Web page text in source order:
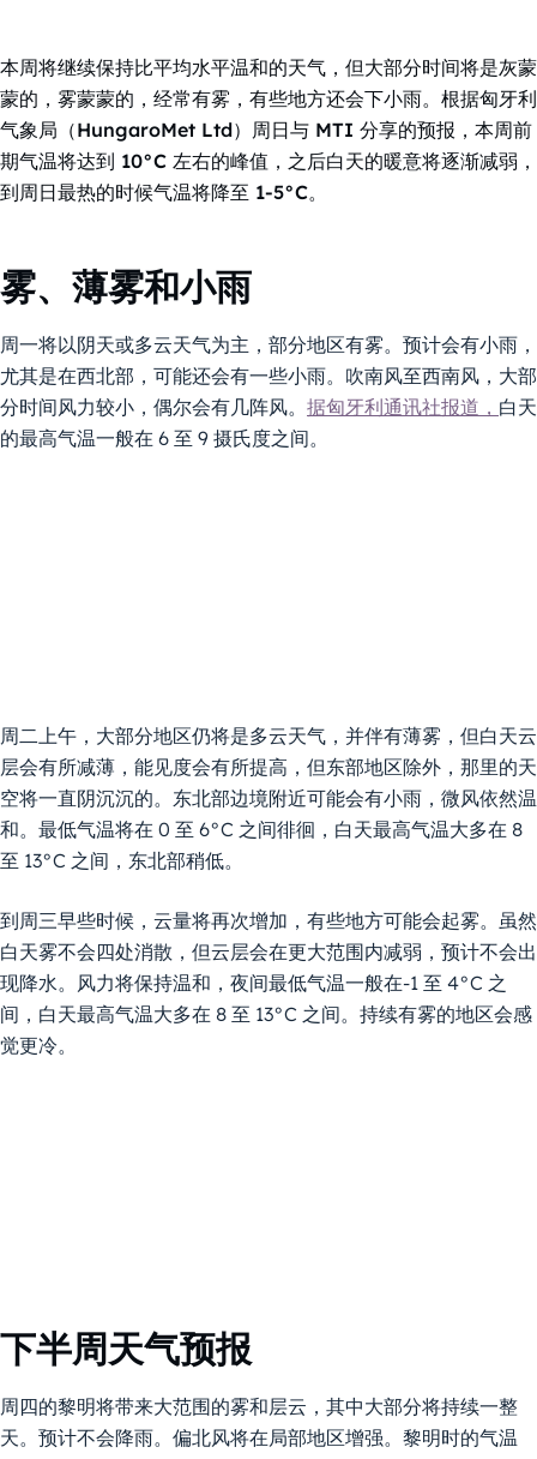
本周将继续保持比平均水平温和的天气，但大部分时间将是灰蒙
蒙的，雾蒙蒙的，经常有雾，有些地方还会下小雨。根据匈牙利
气象局（HungaroMet Ltd）周日与 MTI 分享的预报，本周前
期气温将达到 10°C 左右的峰值，之后白天的暖意将逐渐减弱，
到周日最热的时候气温将降至 1-5°C。
雾、薄雾和小雨
周一将以阴天或多云天气为主，部分地区有雾。预计会有小雨，
尤其是在西北部，可能还会有一些小雨。吹南风至西南风，大部
分时间风力较小，偶尔会有几阵风。 据匈牙利通讯社报道， 白天
的最高气温一般在 6 至 9 摄氏度之间。
周二上午，大部分地区仍将是多云天气，并伴有薄雾，但白天云
层会有所减薄，能见度会有所提高，但东部地区除外，那里的天
空将一直阴沉沉的。东北部边境附近可能会有小雨，微风依然温
和。最低气温将在 0 至 6°C 之间徘徊，白天最高气温大多在 8
至 13°C 之间，东北部稍低。
到周三早些时候，云量将再次增加，有些地方可能会起雾。虽然
白天雾不会四处消散，但云层会在更大范围内减弱，预计不会出
现降水。风力将保持温和，夜间最低气温一般在-1 至 4°C 之
间，白天最高气温大多在 8 至 13°C 之间。持续有雾的地区会感
觉更冷。
下半周天气预报
周四的黎明将带来大范围的雾和层云，其中大部分将持续一整
天。预计不会降雨。偏北风将在局部地区增强。黎明时的气温